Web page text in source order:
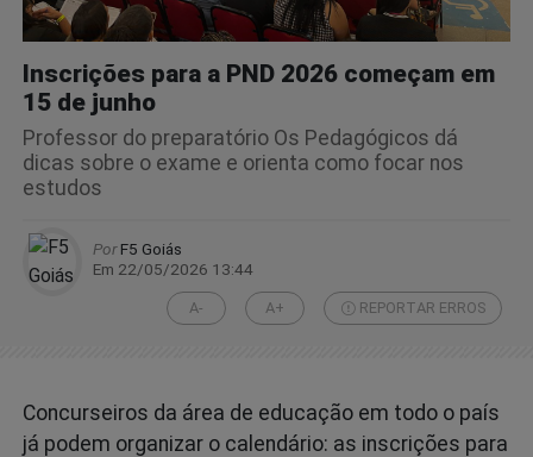
Inscrições para a PND 2026 começam em
15 de junho
Professor do preparatório Os Pedagógicos dá
dicas sobre o exame e orienta como focar nos
estudos
PorF5 Goiás
Em 22/05/2026 13:44
A- A+ REPORTAR ERROS
Concurseiros da área de educação em todo o país
já podem organizar o calendário: as inscrições para